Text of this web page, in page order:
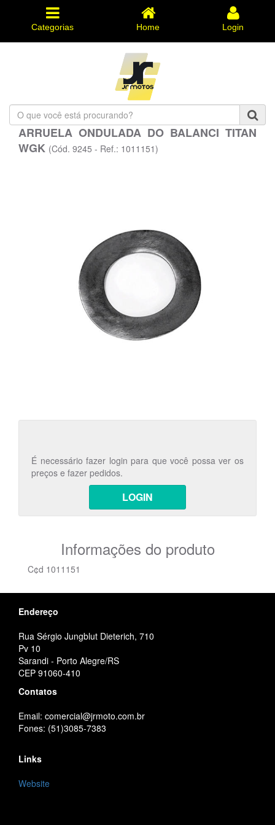
Categorias Home Login
O
que
você
está
ARRUELA ONDULADA DO BALANCI TITAN
WGK (Cód. 9245 - Ref.: 1011151)
É necessário fazer login para que você possa ver os
preços e fazer pedidos.
LOGIN
Informações do produto
C¢d 1011151
Endereço
Rua Sérgio Jungblut Dieterich, 710
Pv 10
Sarandi - Porto Alegre/RS
CEP 91060-410
Contatos
Email: comercial@jrmoto.com.br
Fones: (51)3085-7383
Links
Website